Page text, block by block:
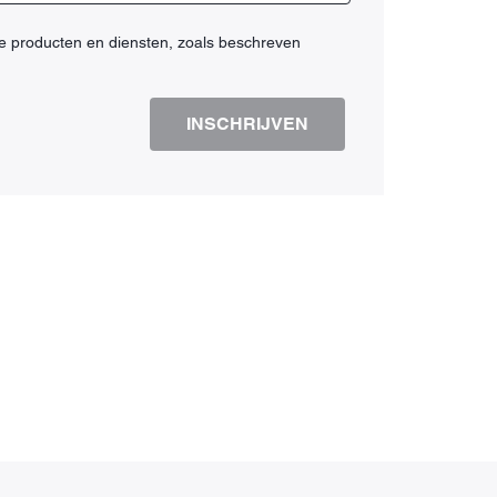
producten en diensten, zoals beschreven
INSCHRIJVEN